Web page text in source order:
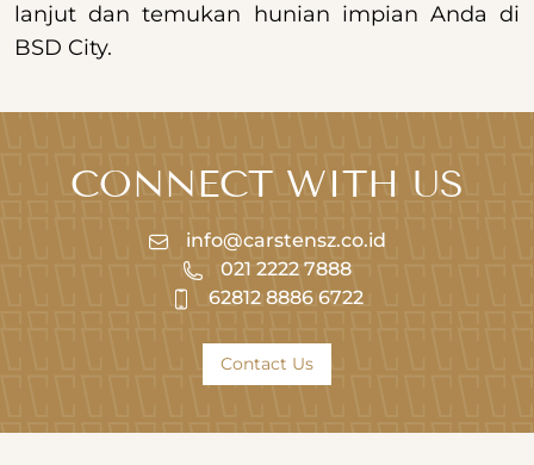
lanjut dan temukan hunian impian Anda di
BSD City.
CONNECT WITH US
info@carstensz.co.id
021 2222 7888
62812 8886 6722
Contact Us